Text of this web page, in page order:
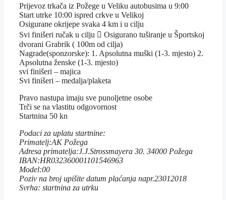
Prijevoz trkača iz Požege u Veliku autobusima u 9:00
Start utrke 10:00 ispred crkve u Velikoj
Osigurane okrijepe svaka 4 km i u cilju
Svi finišeri ručak u cilju  Osigurano tuširanje u Športskoj
dvorani Grabrik ( 100m od cilja)
Nagrade(sponzorske): 1. Apsolutna muški (1-3. mjesto) 2.
Apsolutna ženske (1-3. mjesto)
svi finišeri – majica
Svi finišeri – medalja/plaketa
Pravo nastupa imaju sve punoljetne osobe
Trči se na vlastitu odgovornost
Startnina 50 kn
Podaci za uplatu startnine:
Primatelj:AK Požega
Adresa primatelja:J.J.Strossmayera 30. 34000 Požega
IBAN:HR032360001101546963
Model:00
Poziv na broj upišite datum plaćanja napr.23012018
Svrha: startnina za utrku